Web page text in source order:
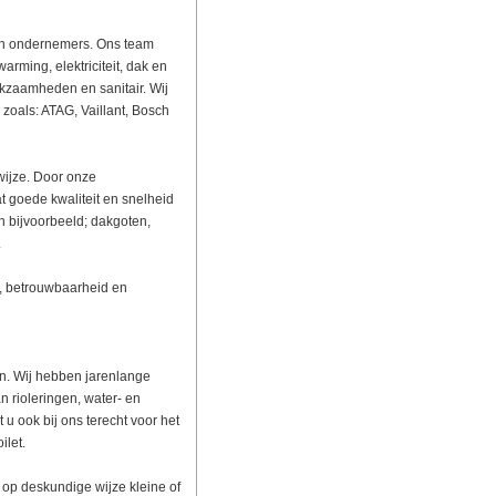
ondernemers. Ons team
elektriciteit, dak en
en sanitair. Wij
ATAG, Vaillant, Bosch
Door onze
goede kwaliteit en snelheid
bijvoorbeeld; dakgoten,
betrouwbaarheid en
Wij hebben jarenlange
rioleringen, water- en
ook bij ons terecht voor het
deskundige wijze kleine of